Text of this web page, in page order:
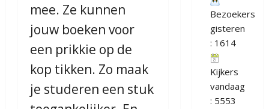
mee. Ze kunnen
jouw boeken voor
een prikkie op de
kop tikken. Zo maak
je studeren een stuk
Bezoekers
gisteren
: 1614
Kijkers
vandaag
: 5553